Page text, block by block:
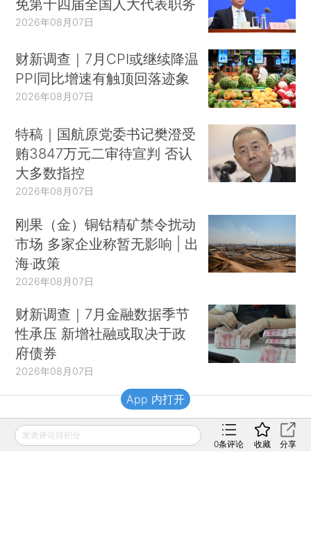
免第十四届全国人大代表职务
2026年08月07日
财新调查｜7月CPI或继续降温
PPI同比增速有触顶回落迹象
2026年08月07日
特稿｜国航原党委书记樊澄受
贿3847万元二审待宣判 否认
大多数指控
2026年08月07日
刚果（金）铜钴精矿禁令扰动
市场 多家企业称暂无影响 | 出
海·政策
2026年08月07日
财新调查｜7月金融数据季节
性承压 新增社融或取决于政
府债券
2026年08月07日
财新移动
发表评论得积分
0条评论 收藏 分享
App 内打开